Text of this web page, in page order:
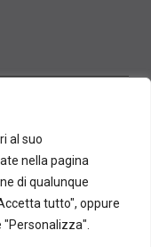
al suo
nella pagina
di qualunque
tutto", oppure